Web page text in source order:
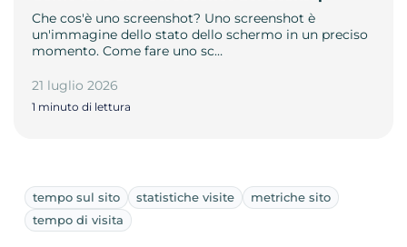
Che cos'è uno screenshot? Uno screenshot è
un'immagine dello stato dello schermo in un preciso
momento. Come fare uno sc…
21 luglio 2026
1 minuto di lettura
tempo sul sito statistiche visite
metriche sito
tempo di visita